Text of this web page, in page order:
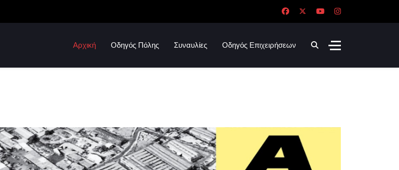
Αρχική Οδηγός Πόλης Συναυλίες Οδηγός Επιχειρήσεων